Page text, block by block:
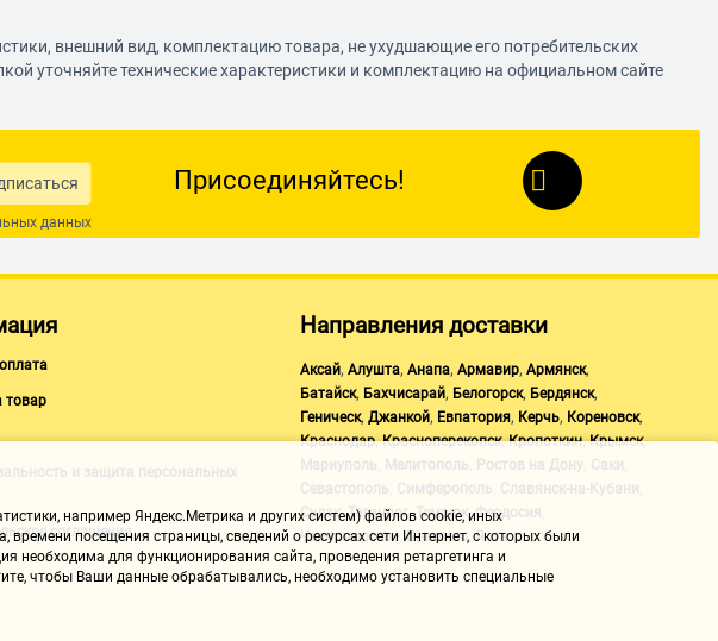
внешний вид, комплектацию товара, не ухудшающие его потребительских
уточняйте технические характеристики и комплектацию на официальном сайте
данных
Присоединяйтесь!
товар
и защита персональных
соглашение
Направления доставки
Аксай, Алушта, Анапа, Армавир, Армянск,
Батайск, Бахчисарай, Белогорск, Бердянск,
Геническ, Джанкой, Евпатория, Керчь, Кореновск,
Краснодар,Красноперекопск,Кропоткин,Крымск,
Мариуполь Мелитополь Ростов на Дону Саки
Севастополь Симферополь Славянск-на-Кубани
Судак,Таганрог,Темрюк,Феодосия
Черноморское ,Щелкино,Ялта
например Яндекс.Метрика и других систем) файлов cookie, иных
посещения страницы, сведений о ресурсах сети Интернет, с которых были
необходима для функционирования сайта, проведения ретаргетинга и
чтобы Ваши данные обрабатывались, необходимо установить специальные